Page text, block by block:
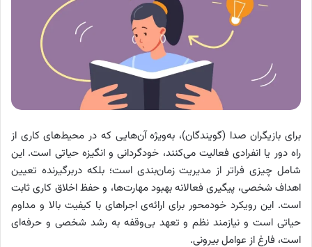
برای بازیگران صدا (گویندگان)، به‌ویژه آن‌هایی که در محیط‌های کاری از
راه دور یا انفرادی فعالیت می‌کنند، خودگردانی و انگیزه حیاتی است. این
شامل چیزی فراتر از مدیریت زمان‌بندی است؛ بلکه دربرگیرنده تعیین
اهداف شخصی، پیگیری فعالانه بهبود مهارت‌ها، و حفظ اخلاق کاری ثابت
است. این رویکرد خودمحور برای ارائه‌ی اجراهای با کیفیت بالا و مداوم
حیاتی است و نیازمند نظم و تعهد بی‌وقفه به رشد شخصی و حرفه‌ای
است، فارغ از عوامل بیرونی.